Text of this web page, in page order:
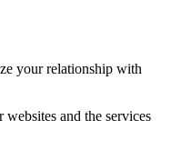
your relationship with
and the services